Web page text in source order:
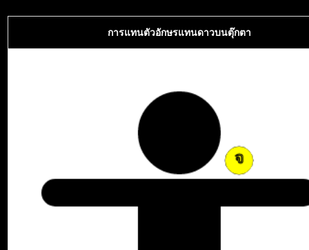
การแทนตัวอักษรแทนดาวบนตุ๊กตา